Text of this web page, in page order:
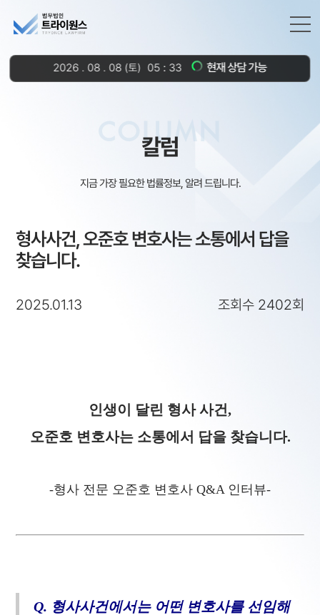
2026 . 08 . 08 (토) 05 33 현재 상담 가능
COLUMN
칼럼
지금 가장 필요한 법률정보, 알려 드립니다.
형사사건, 오준호 변호사는 소통에서 답을
찾습니다.
2025.01.13 조회수 2402회
인생이 달린 형사 사건,
오준호 변호사는 소통에서 답을 찾습니다.
-형사 전문 오준호 변호사 Q&A 인터뷰-
Q. 형사사건에서는 어떤 변호사를 선임해